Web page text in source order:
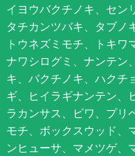
イヨウバクチノキ、セン
タチカンツバキ、タブノ
トウネズミモチ、トキワ
ナワシログミ、ナンテン
キ、バクチノキ、ハクチ
ギ、ヒイラギナンテン、
ラカンサス、ビワ、プリ
モチ、ボックスウッド、
ンヒューサ、マメツゲ、